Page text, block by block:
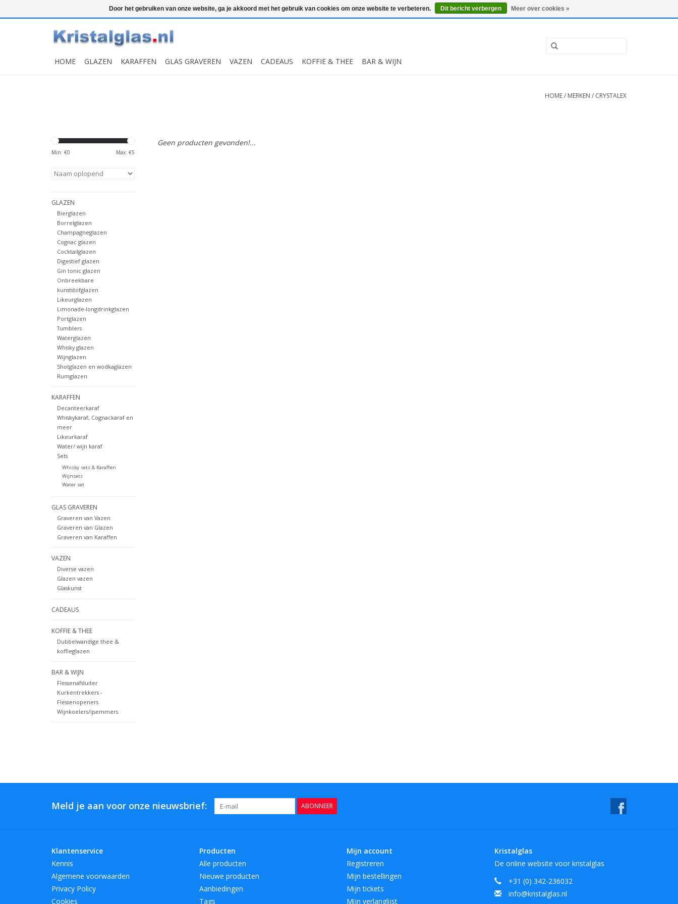
Snelle levering Graveren 0 Artikelen - €0,00 Mijn account / Registreren
HOME GLAZEN KARAFFEN GLAS GRAVEREN VAZEN CADEAUS KOFFIE & THEE BAR & WIJN
HOME/ MERKEN / CRYSTALEX
Min: €0 Max: €5
GLAZEN
Bierglazen
Borrelglazen
Champagneglazen
Cognac glazen
Cocktailglazen
Digestief glazen
Gin tonic glazen
Onbreekbare
kunststofglazen
Likeurglazen
Limonade-longdrinkglazen
Portglazen
Tumblers
Waterglazen
Whisky glazen
Wijnglazen
Shotglazen en wodkaglazen
Rumglazen
KARAFFEN
Decanteerkaraf
Whiskykaraf, Cognackaraf en
meer
Likeurkaraf
Water/ wijn karaf
Sets
Whisky sets & Karaffen
Wijnsets
Water set
GLAS GRAVEREN
Graveren van Vazen
Graveren van Glazen
Graveren van Karaffen
VAZEN
Diverse vazen
Glazen vazen
Glaskunst
CADEAUS
KOFFIE & THEE
Dubbelwandige thee &
koffieglazen
BAR & WIJN
Flessenafsluiter
Kurkentrekkers -
Flessenopeners
Wijnkoelers/ijsemmers
Geen producten gevonden!...
Meld je aan voor onze nieuwsbrief: ABONNEER
Klantenservice
Kennis
Algemene voorwaarden
Privacy Policy
Cookies
Producten
Alle producten
Nieuwe producten
Aanbiedingen
Tags
Mijn account
Registreren
Mijn bestellingen
Mijn tickets
Mijn verlanglijst
Kristalglas
De online website voor kristalglas
+31 (0) 342-236032
info@kristalglas.nl
Door het gebruiken van onze website, ga je akkoord met het gebruik van cookies om onze website te verbeteren. Dit bericht verbergen Meer over cookies »